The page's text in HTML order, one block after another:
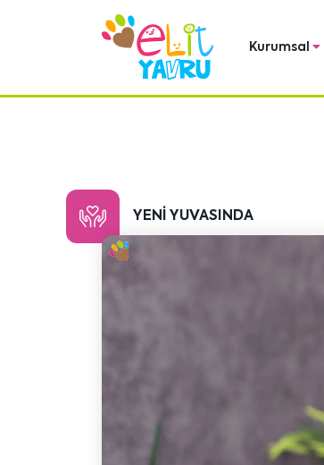
Kurumsal
YENI YUVASINDA